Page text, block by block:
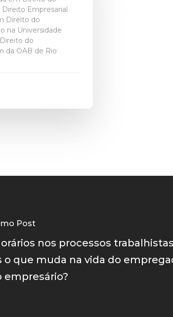
Direito Empresarial
Direito do
na Universidade
do
da OAB de Rio
Post
nos processos
o que muda na vida do
empresário?